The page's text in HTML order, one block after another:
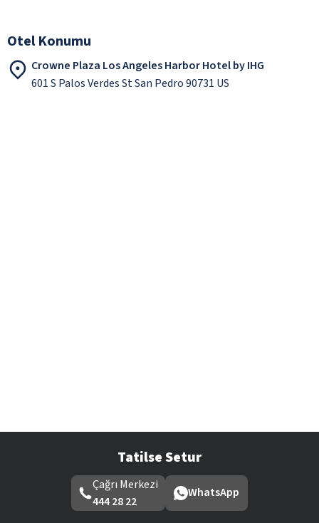
Otel Konumu
Crowne Plaza Los Angeles Harbor Hotel by IHG
601 S Palos Verdes St San Pedro 90731 US
Tatilse Setur
Çağrı Merkezi
444 28 22
WhatsApp